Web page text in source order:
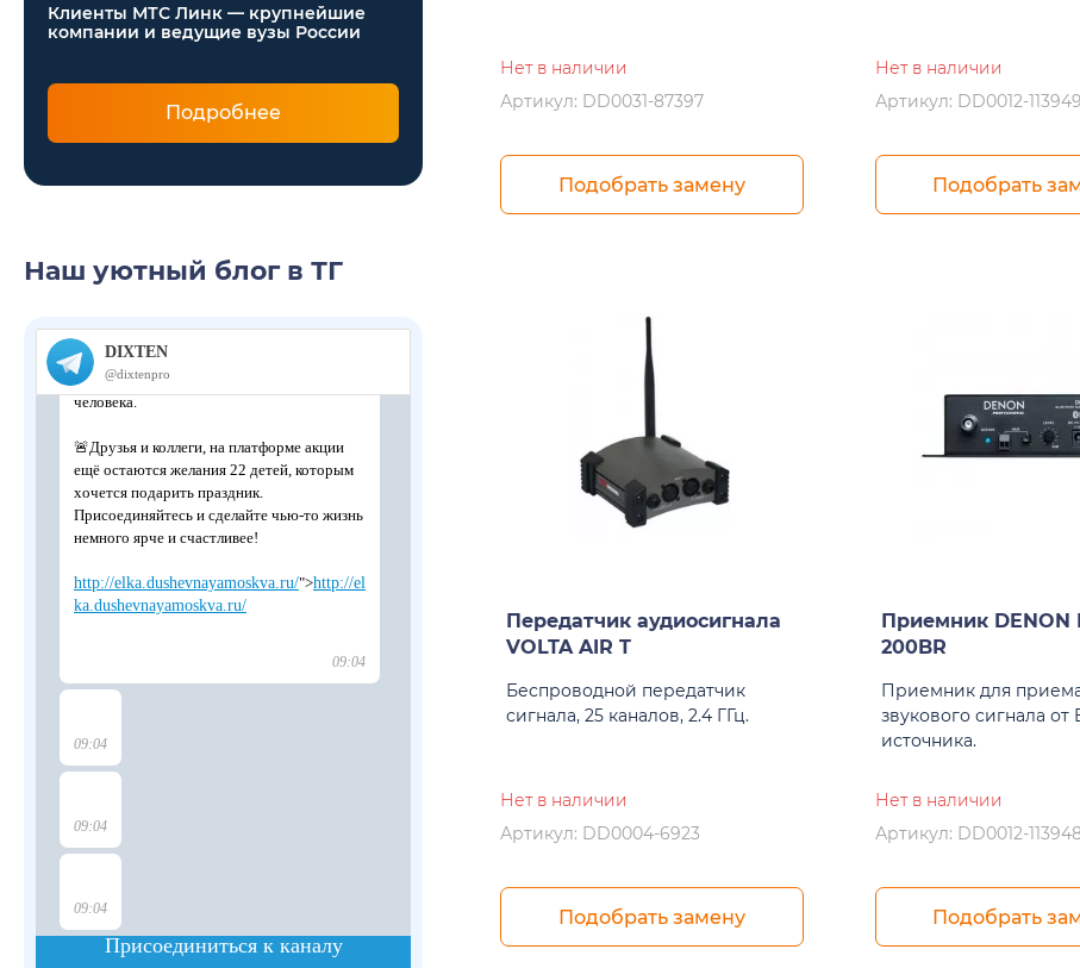
Клиенты МТС Линк — крупнейшие
компании и ведущие вузы России
Подробнее
Наш уютный блог в ТГ
Нет в наличии
Артикул: DD0031-87397
Подобрать замену
Нет в наличии
Артикул: DD0012-113949
Подобрать
Передатчик аудиосигнала
VOLTA AIR T
Беспроводной передатчик
сигнала, 25 каналов, 2.4 ГГц.
Нет в наличии
Артикул: DD0004-6923
Подобрать замену
Приемник DENON
200BR
Приемник для
звукового сигнала
источника.
Нет в наличии
Артикул: DD0012-113948
Подобрать